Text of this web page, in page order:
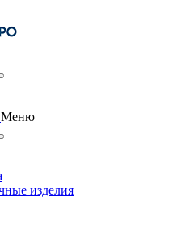
Меню
изделия